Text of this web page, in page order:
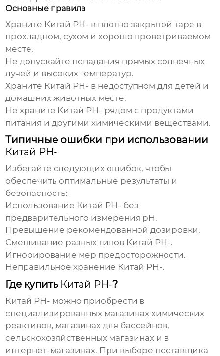
Основные правила
Храните Китай PH- в плотно закрытой таре в
прохладном, сухом и хорошо проветриваемом
месте.
Не допускайте попадания прямых солнечных
лучей и высоких температур.
Храните Китай PH- в недоступном для детей и
домашних животных месте.
Не храните Китай PH- рядом с продуктами
питания и другими химическими веществами.
Типичные ошибки при использовании
Китай PH-
Избегайте следующих ошибок, чтобы
обеспечить оптимальные результаты и
безопасность:
Использование Китай PH- без
предварительного измерения pH.
Превышение рекомендованной дозировки.
Смешивание разных типов Китай PH-.
Игнорирование мер предосторожности.
Неправильное хранение Китай PH-.
Где купить Китай PH-?
Китай PH- можно приобрести в
специализированных магазинах химических
реактивов, магазинах для бассейнов,
сельскохозяйственных магазинах и в
интернет-магазинах. При выборе поставщика